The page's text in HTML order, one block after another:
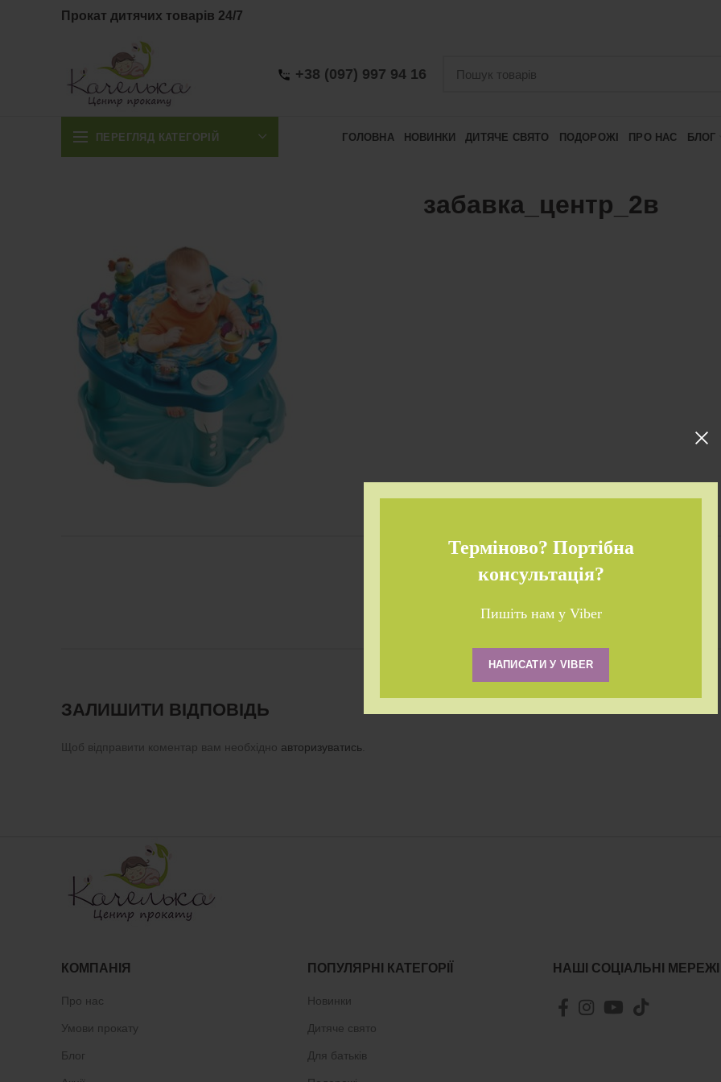
Терміново? Портібна
консультація?
Пишіть нам у Viber
НАПИСАТИ У VIBER
Прокат дитячих товарів 24/7
+38 (097) 997 94 16
ПЕРЕГЛЯД КАТЕГОРІЙ ГОЛОВНА НОВИНКИ ДИТЯЧЕ СВЯТО ПОДОРОЖІ ПРО НАС БЛОГ
забавка_центр_2в
ЗАЛИШИТИ ВІДПОВІДЬ
Щоб відправити коментар вам необхідно авторизуватись
КОМПАНІЯ
Про нас
Умови прокату
Блог
ПОПУЛЯРНІ КАТЕГОРІЇ
Новинки
Дитяче свято
Для батьків
НАШІ СОЦІАЛЬНІ МЕРЕЖІ